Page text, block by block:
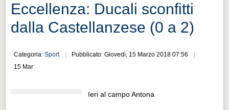
PROGETTI
Progetti Aperti
Progetti Aperti
Progetti Realizzati
Eccellenza: Ducali sconfitti
dalla Castellanzese (0 a 2)
Categoria:Sport
Pubblicato: Giovedì, 15 Marzo 2018 07:56
15 Mar
Ieri al campo Antona